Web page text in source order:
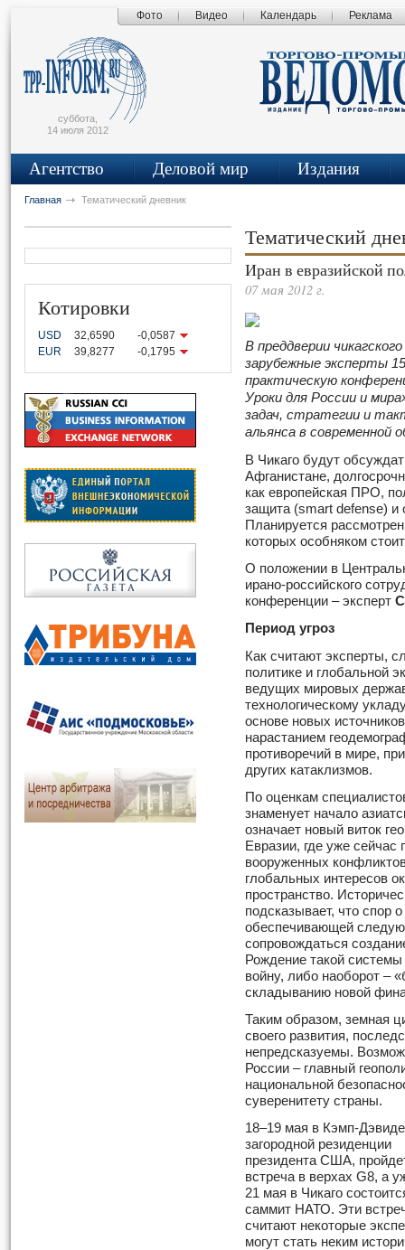
Фото Видео Календарь Реклама
суббота,
14 июля 2012
Агентство Деловой мир Издания
Главная Тематический дневник
Котировки
USD 32,6590
-0,0587
EUR
39,8277 -0,1795
Тематический
Иран в евразийской
07 мая 2012 г.
В преддверии
зарубежные эксперты
практическую
Уроки для России и
задач, стратегии и
альянса в современной
В Чикаго будут
Афганистане,
как европейская ПРО,
защита (smart defense) и
Планируется
которых особняком
О положении в
ирано-российского
конференции – эксперт
Период угроз
Как считают эксперты,
политике и глобальной
ведущих мировых
технологическому
основе новых
нарастанием
противоречий в мире,
других катаклизмов.
По оценкам
знаменует начало
означает новый виток
Евразии, где уже сейчас
вооруженных
глобальных интересов
пространство.
подсказывает, что спор
обеспечивающей
сопровождаться
Рождение такой
войну, либо наоборот –
складыванию новой
Таким образом, земная
своего развития,
непредсказуемы.
России – главный
национальной
суверенитету страны.
18–19 мая в Кэмп-
загородной резиденции
президента США,
встреча в верхах G8, а
21 мая в Чикаго
саммит НАТО. Эти
считают некоторые
могут стать неким